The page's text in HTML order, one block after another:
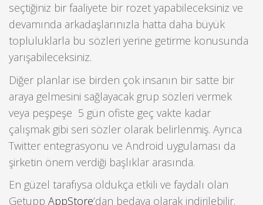
seçtiğiniz bir faaliyete bir rozet yapabileceksiniz ve
devamında arkadaşlarınızla hatta daha büyük
topluluklarla bu sözleri yerine getirme konusunda
yarışabileceksiniz.
Diğer planlar ise birden çok insanın bir satte bir
araya gelmesini sağlayacak grup sözleri vermek
veya peşpeşe 5 gün ofiste geç vakte kadar
çalışmak gibi seri sözler olarak belirlenmiş. Ayrıca
Twitter entegrasyonu ve Android uygulaması da
şirketin önem verdiği başlıklar arasında.
En güzel tarafıysa oldukça etkili ve faydalı olan
Getupp AppStore’dan bedava olarak indirilebilir.